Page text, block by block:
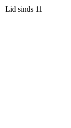
Lid sinds 11